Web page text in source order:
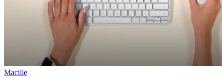
Macille